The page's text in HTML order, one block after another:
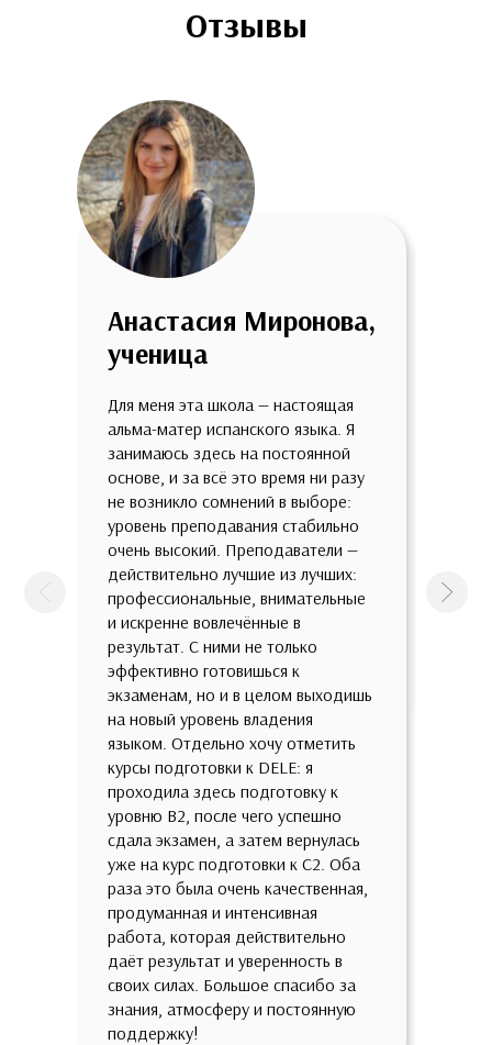
Отзывы
Анастасия Миронова,
ученица
Для меня эта школа — настоящая
альма-матер испанского языка. Я
занимаюсь здесь на постоянной
основе, и за всё это время ни разу
не возникло сомнений в выборе:
уровень преподавания стабильно
очень высокий. Преподаватели —
действительно лучшие из лучших:
профессиональные, внимательные
и искренне вовлечённые в
результат. С ними не только
эффективно готовишься к
экзаменам, но и в целом выходишь
на новый уровень владения
языком. Отдельно хочу отметить
курсы подготовки к DELE: я
проходила здесь подготовку к
уровню B2, после чего успешно
сдала экзамен, а затем вернулась
уже на курс подготовки к C2. Оба
раза это была очень качественная,
продуманная и интенсивная
работа, которая действительно
даёт результат и уверенность в
своих силах. Большое спасибо за
знания, атмосферу и постоянную
поддержку!
Предыдущая